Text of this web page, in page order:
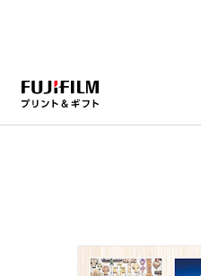
¥ 858 （税込）